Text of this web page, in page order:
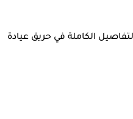
الكاملة في حريق عيادة